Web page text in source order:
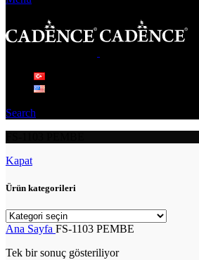
Search
Kapat
Ürün kategorileri
Ana Sayfa FS-1103 PEMBE
Tek bir sonuç gösteriliyor